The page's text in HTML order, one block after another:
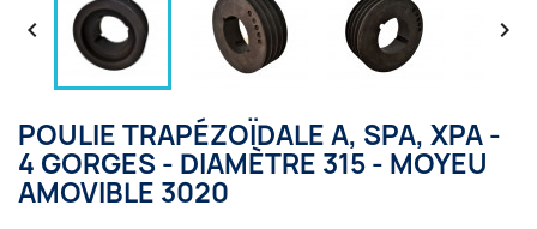
 
POULIE TRAPÉZOÏDALE A, SPA, XPA -
4 GORGES - DIAMÈTRE 315 - MOYEU
AMOVIBLE 3020